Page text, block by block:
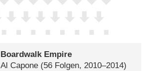
Boardwalk Empire
Al Capone (56 Folgen, 2010–2014)